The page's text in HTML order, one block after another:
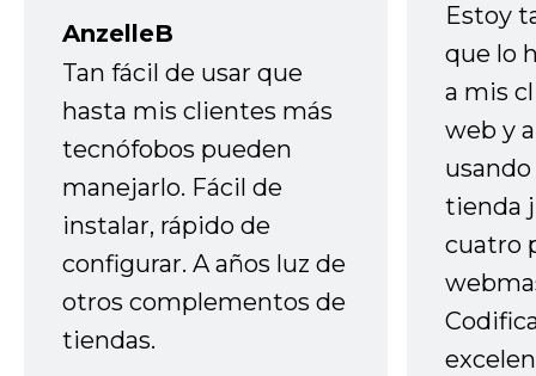
AnzelleB
Tan fácil de usar que
hasta mis clientes más
tecnófobos pueden
manejarlo. Fácil de
instalar, rápido de
configurar. A años luz de
otros complementos de
tiendas.
Estoy
que lo
a mis
web y
tienda
cuatro